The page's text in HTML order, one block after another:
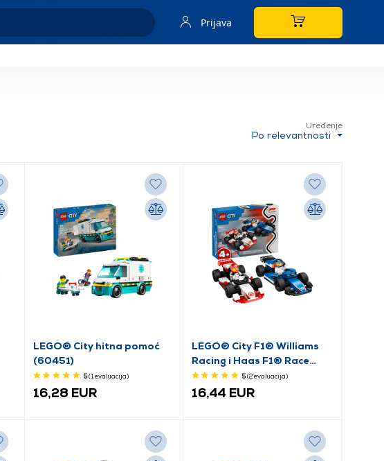
Prijava
Uređenje
Po relevantnosti
LEGO® City hitna pomoć
(60451)
5(1 evaluacija)
16,28 EUR
LEGO® City F1® Williams
Racing i Haas F1® Race
Cars (60464)
5(2evaluacija)
16,44 EUR